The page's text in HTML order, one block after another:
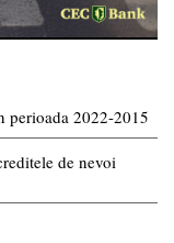
perioada 2022-2015
de nevoi